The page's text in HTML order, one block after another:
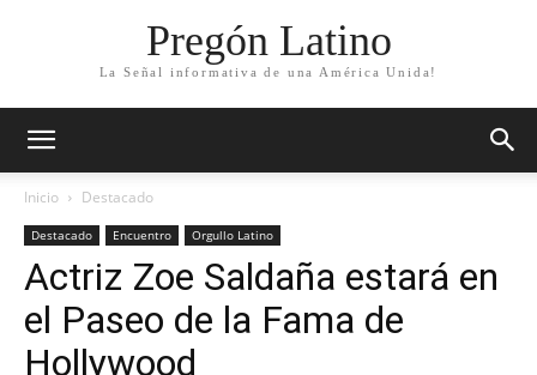
Pregón Latino
La Señal informativa de una América Unida!
Inicio Destacado
Destacado Encuentro Orgullo Latino
Actriz Zoe Saldaña estará en
el Paseo de la Fama de
Hollywood